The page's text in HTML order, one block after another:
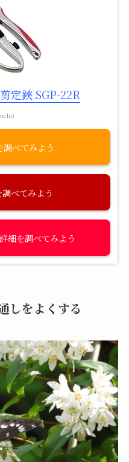
定鋏 SGP-22R
しをよくする